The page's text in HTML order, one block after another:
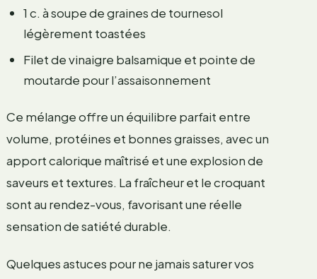
1 c. à soupe de graines de tournesol
légèrement toastées
Filet de vinaigre balsamique et pointe de
moutarde pour l’assaisonnement
Ce mélange offre un équilibre parfait entre
volume, protéines et bonnes graisses, avec un
apport calorique maîtrisé et une explosion de
saveurs et textures. La fraîcheur et le croquant
sont au rendez-vous, favorisant une réelle
sensation de satiété durable.
Quelques astuces pour ne jamais saturer vos